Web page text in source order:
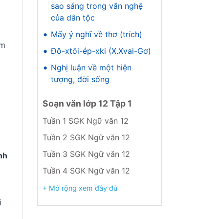
sao sáng trong văn nghệ
của dân tộc
• Mấy ý nghĩ về thơ (trích)
• Đô-xtôi-ép-xki (X.Xvai-Gơ)
• Nghị luận về một hiện
tượng, đời sống
Soạn văn lớp 12 Tập 1
Tuần 1 SGK Ngữ văn 12
Tuần 2 SGK Ngữ văn 12
Tuần 3 SGK Ngữ văn 12
Tuần 4 SGK Ngữ văn 12
Tuần 5 SGK Ngữ văn 12
Tuần 6 SGK Ngữ văn 12
+ Mở rộng xem đầy đủ